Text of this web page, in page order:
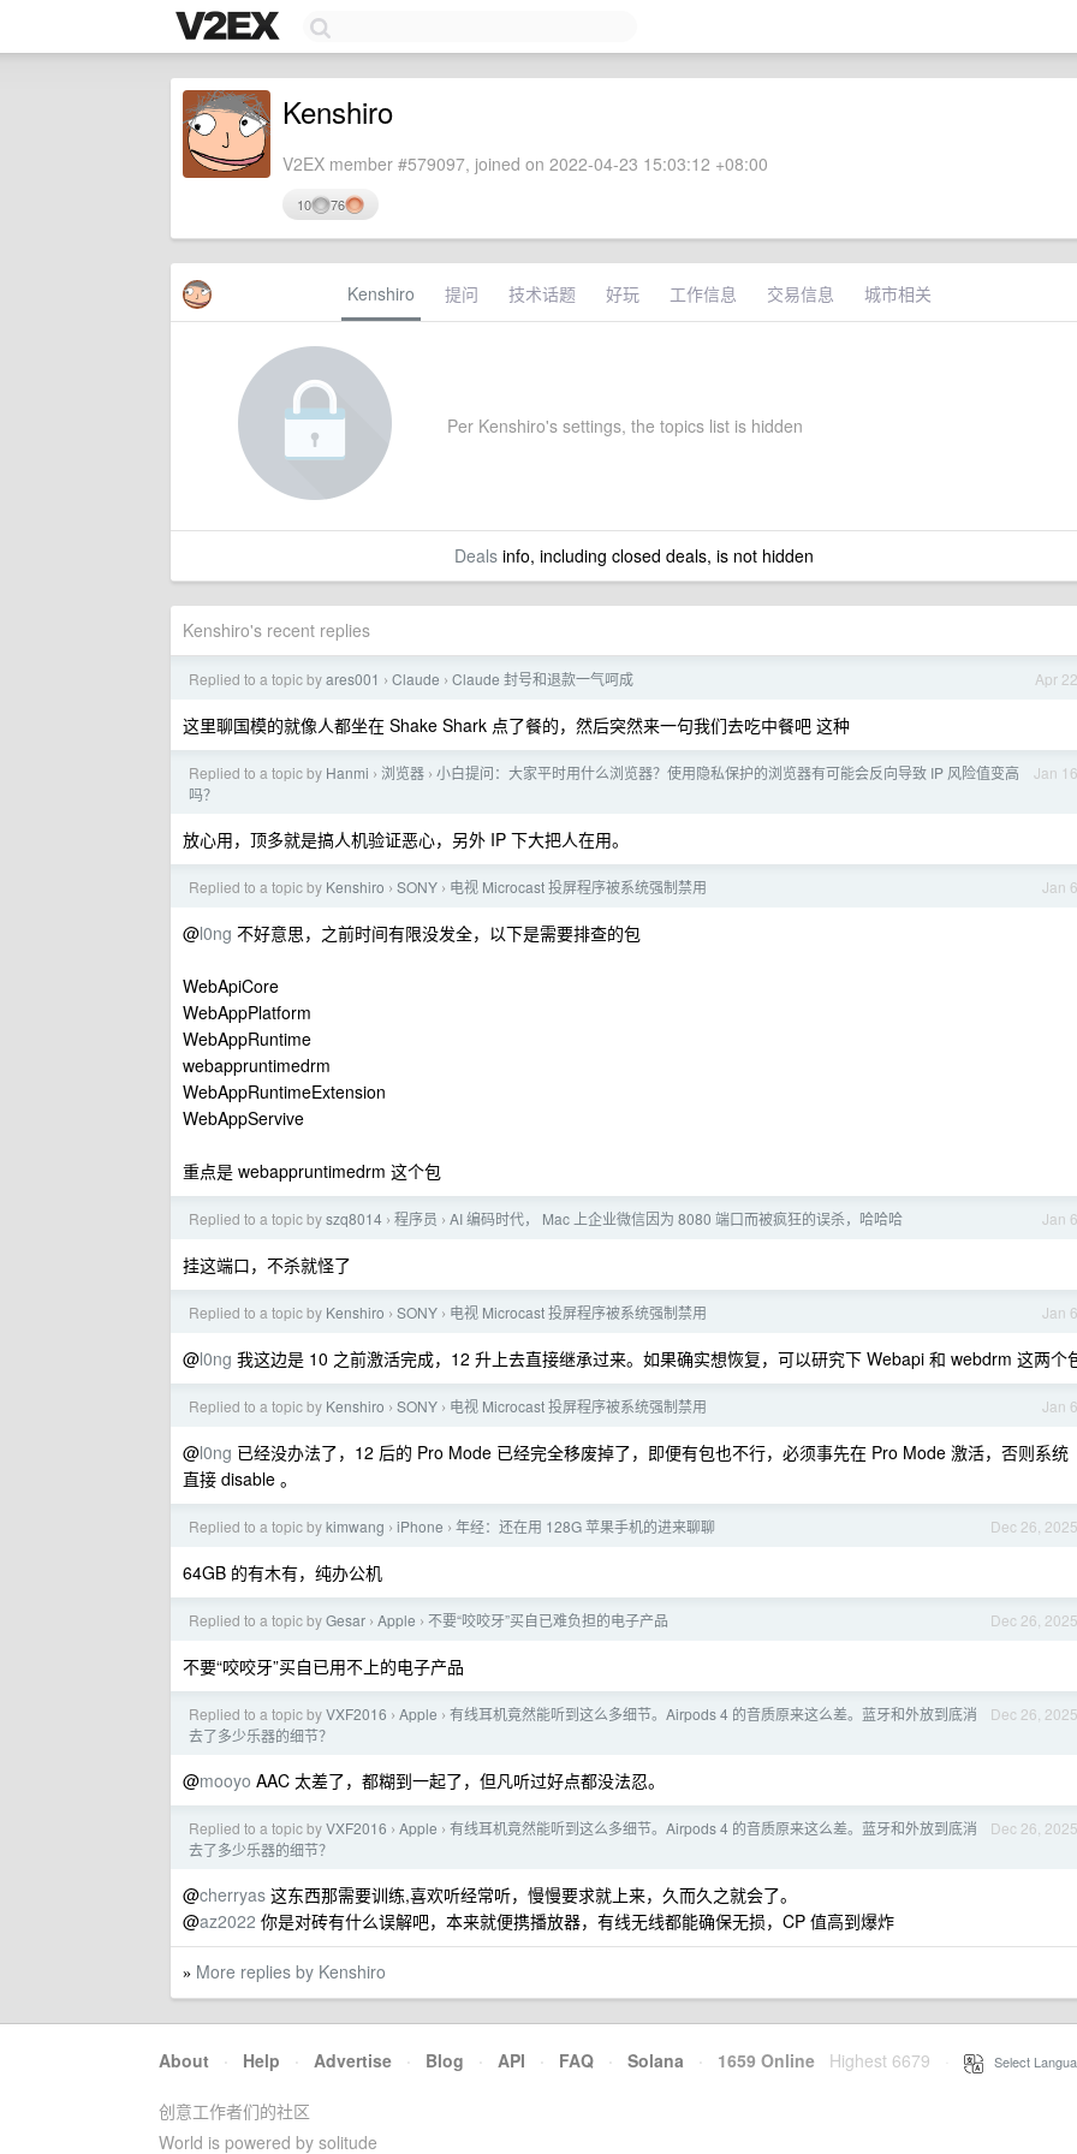
Kenshiro
V2EX member #579097, joined on 2022-04-23 15:03:12 +08:00
10 76
Kenshiro 提问 技术话题 好玩 工作信息 交易信息 城市相关
Per Kenshiro's settings, the topics list is hidden
Dealsinfo, including closed deals, is not hidden
Kenshiro's recent replies
Apr 22
Replied to a topic byares001 › Claude › Claude 封号和退款一气呵成
这里聊国模的就像人都坐在 Shake Shark 点了餐的，然后突然来一句我们去吃中餐吧 这种
Jan 16
Replied to a topic by Hanmi › 浏览器 › 小白提问：大家平时用什么浏览器？使用隐私保护的浏览器有可能会反向导致 IP 风险值变高
吗？
放心用，顶多就是搞人机验证恶心，另外 IP 下大把人在用。
Jan 6
Replied to a topic by Kenshiro › SONY › 电视 Microcast 投屏程序被系统强制禁用
@l0ng 不好意思，之前时间有限没发全，以下是需要排查的包
WebApiCore
WebAppPlatform
WebAppRuntime
webappruntimedrm
WebAppRuntimeExtension
WebAppServive
重点是 webappruntimedrm 这个包
Jan 6
Replied to a topic byszq8014 › 程序员 › AI 编码时代， Mac 上企业微信因为 8080 端口而被疯狂的误杀，哈哈哈
挂这端口，不杀就怪了
Jan 6
Replied to a topic by Kenshiro › SONY › 电视 Microcast 投屏程序被系统强制禁用
@l0ng 我这边是 10 之前激活完成，12 升上去直接继承过来。如果确实想恢复，可以研究下 Webapi 和 webdrm 这两个
Jan 6
Replied to a topic by Kenshiro › SONY › 电视 Microcast 投屏程序被系统强制禁用
@l0ng 已经没办法了，12 后的 Pro Mode 已经完全移废掉了，即便有包也不行，必须事先在 Pro Mode 激活，否则系统
直接 disable 。
Dec 26, 2025
Replied to a topic bykimwang › iPhone › 年经：还在用 128G 苹果手机的进来聊聊
64GB 的有木有，纯办公机
Dec 26, 2025
Replied to a topic byGesar › Apple › 不要“咬咬牙”买自已难负担的电子产品
不要“咬咬牙”买自已用不上的电子产品
Dec 26, 2025
Replied to a topic byVXF2016 › Apple › 有线耳机竟然能听到这么多细节。Airpods 4 的音质原来这么差。蓝牙和外放到底消
去了多少乐器的细节？
@mooyo AAC 太差了，都糊到一起了，但凡听过好点都没法忍。
Dec 26, 2025
Replied to a topic byVXF2016 › Apple › 有线耳机竟然能听到这么多细节。Airpods 4 的音质原来这么差。蓝牙和外放到底消
去了多少乐器的细节？
@cherryas 这东西那需要训练,喜欢听经常听，慢慢要求就上来，久而久之就会了。
@az2022 你是对砖有什么误解吧，本来就便携播放器，有线无线都能确保无损，CP 值高到爆炸
» More replies by Kenshiro
About · Help · Advertise · Blog · API · FAQ · Solana · 1659 Online Highest 6679 Select
创意工作者们的社区
World is powered by solitude